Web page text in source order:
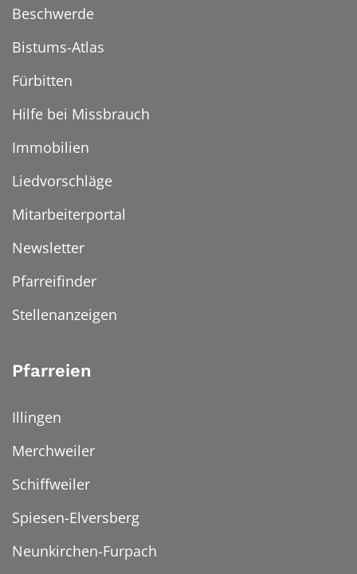
Beschwerde
Bistums-Atlas
Fürbitten
Hilfe bei Missbrauch
Immobilien
Liedvorschläge
Mitarbeiterportal
Newsletter
Pfarreifinder
Stellenanzeigen
Pfarreien
Illingen
Merchweiler
Schiffweiler
Spiesen-Elversberg
Neunkirchen-Furpach